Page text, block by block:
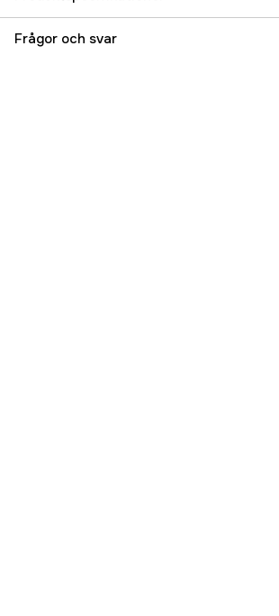
Referensnummer
Frågor och svar